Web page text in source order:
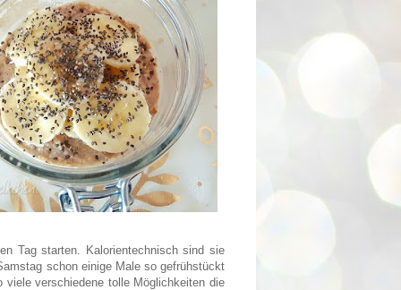
Tag starten. Kalorientechnisch sind sie
schon einige Male so gefrühstückt
verschiedene tolle Möglichkeiten die